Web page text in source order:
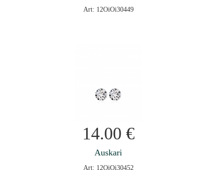
Art: 12OiOi30449
14.00 €
Auskari
Art: 12OiOi30452